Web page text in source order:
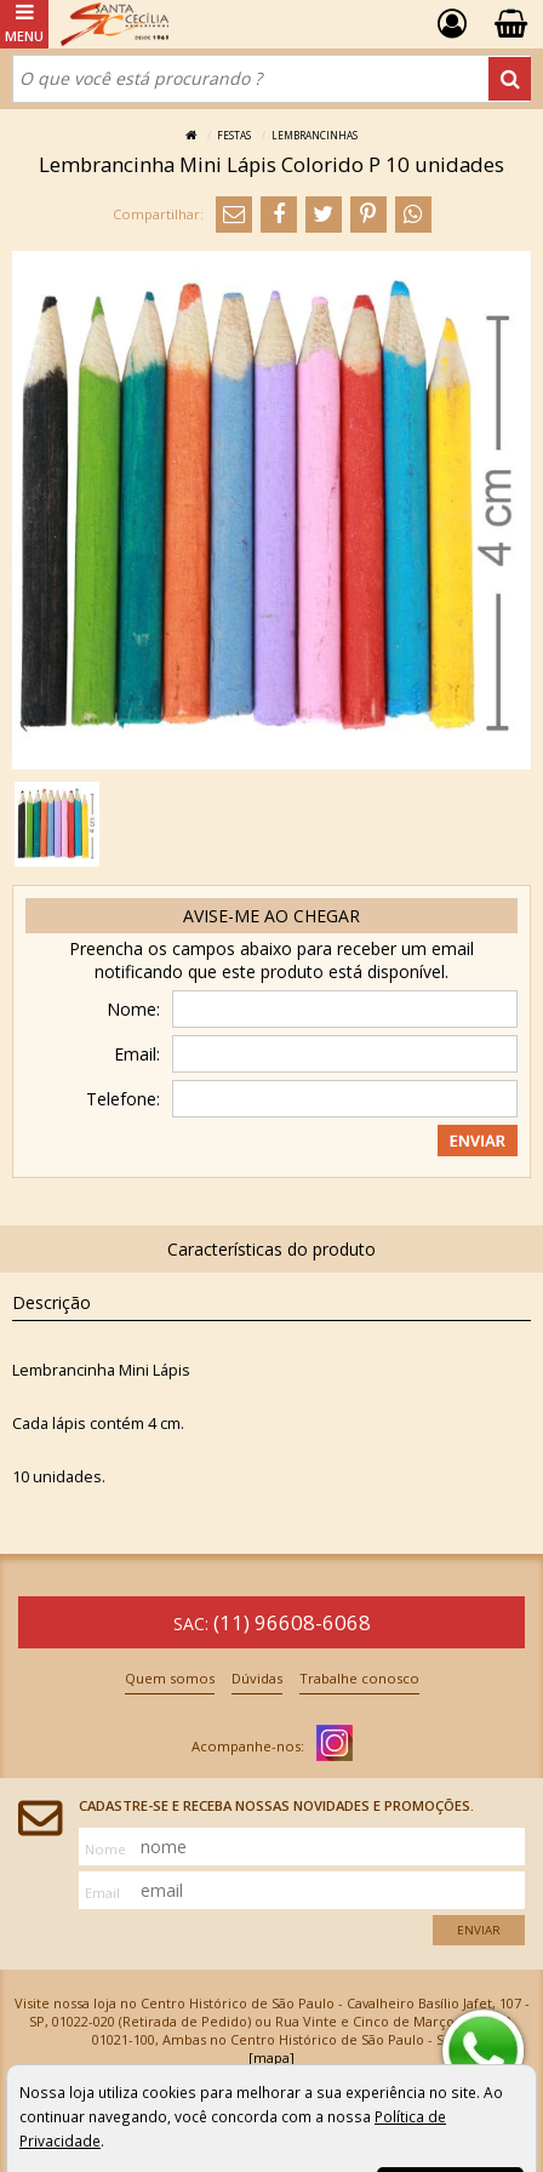
FESTAS LEMBRANCINHAS
Lembrancinha Mini Lápis Colorido P 10 unidades
AVISE-ME AO CHEGAR
Preencha os campos abaixo para receber um email
notificando que este produto está disponível.
Nome:
Email:
Telefone:
Descrição
Lembrancinha Mini Lápis
Cada lápis contém 4 cm.
10 unidades.
SAC: (11) 96608-6068
Quem somos Dúvidas Trabalhe conosco
CADASTRE-SE E RECEBA NOSSAS NOVIDADES E PROMOÇÕES.
Nome
Email
ENVIAR
Visite nossa loja no Centro Histórico de São Paulo - Cavalheiro Basílio Jafet, 107 -
SP, 01022-020 (Retirada de Pedido) ou Rua Vinte e Cinco de Março, 576 - SP,
01021-100, Ambas no Centro Histórico de São Paulo - SP
[mapa]
Armarinhos Santa Cecília Ltda | CNPJ: 61.069.639/0001-18
Os preços e as condições de pagamento apresentadas na loja virtual não valem para nossa loja física e
podem sofrer alterações sem aviso prévio. Vendas com cartão de crédito sujeitas a análise e
confirmação de dados.
Nossa loja utiliza cookies para melhorar a sua experiência no site. Ao
continuar navegando, você concorda com a nossa Política de
Privacidade.